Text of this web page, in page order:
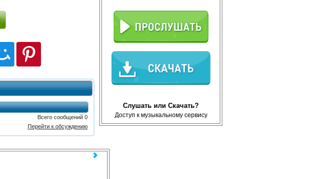
Слушать или Скачать?
Доступ к музыкальному сервису
Всего сообщений 0
Перейти к обсуждению